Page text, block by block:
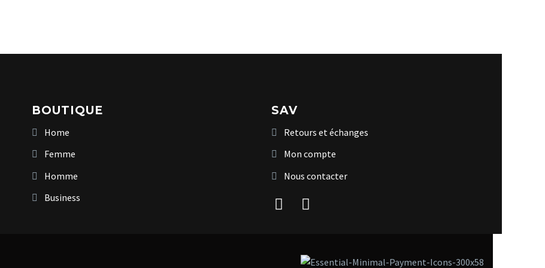
BOUTIQUE
Home
Femme
Homme
Business
SAV
Retours et échanges
Mon compte
Nous contacter